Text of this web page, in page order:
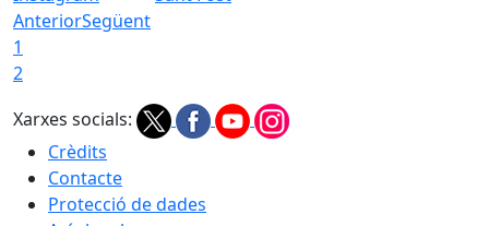
AnteriorSegüent
1
2
Xarxes socials:
Crèdits
Contacte
Protecció de dades